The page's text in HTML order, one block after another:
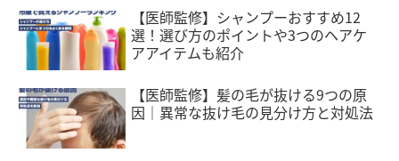
【医師監修】シャンプーおすすめ12
選！選び方のポイントや3つのヘアケ
アアイテムも紹介
【医師監修】髪の毛が抜ける9つの原
因｜異常な抜け毛の見分け方と対処法